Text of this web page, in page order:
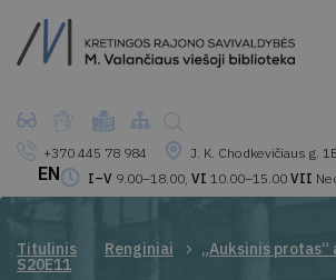
+370 445 78 984
J. K. Chodkevičiaus g.
I–V 9.00–18.00, VI 10.00–15.00 VII
EN
Titulinis Renginiai „Auksinis
S20E11